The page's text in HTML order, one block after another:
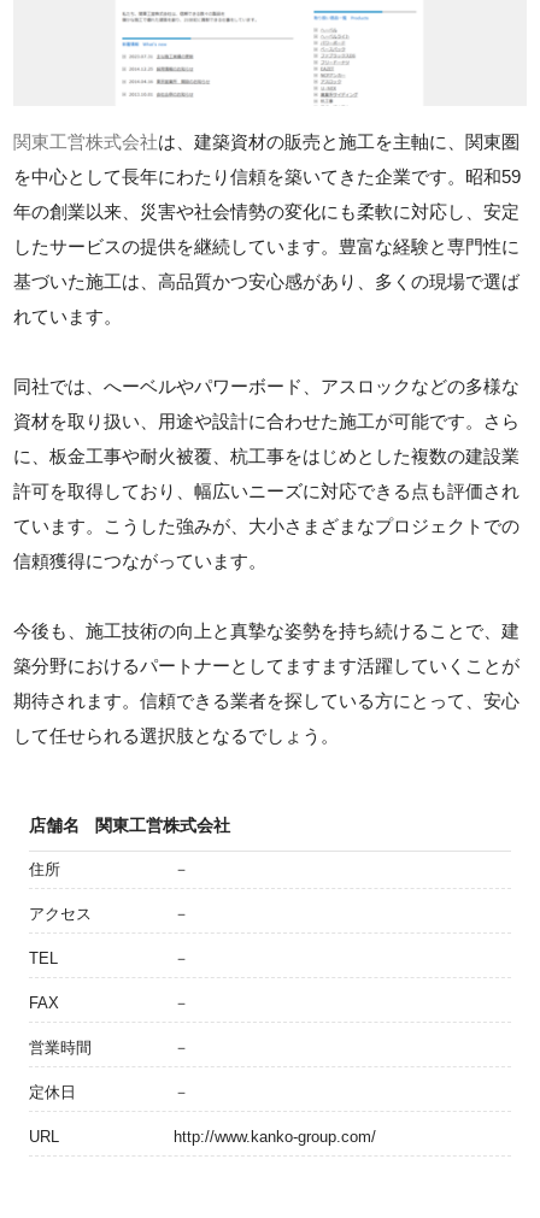
関東工営株式会社は、建築資材の販売と施工を主軸に、関東圏
を中心として長年にわたり信頼を築いてきた企業です。昭和59
年の創業以来、災害や社会情勢の変化にも柔軟に対応し、安定
したサービスの提供を継続しています。豊富な経験と専門性に
基づいた施工は、高品質かつ安心感があり、多くの現場で選ば
れています。
同社では、へーベルやパワーボード、アスロックなどの多様な
資材を取り扱い、用途や設計に合わせた施工が可能です。さら
に、板金工事や耐火被覆、杭工事をはじめとした複数の建設業
許可を取得しており、幅広いニーズに対応できる点も評価され
ています。こうした強みが、大小さまざまなプロジェクトでの
信頼獲得につながっています。
今後も、施工技術の向上と真摯な姿勢を持ち続けることで、建
築分野におけるパートナーとしてますます活躍していくことが
期待されます。信頼できる業者を探している方にとって、安心
して任せられる選択肢となるでしょう。
店舗名 関東工営株式会社
住所 －
アクセス －
TEL －
FAX －
営業時間 －
定休日 －
URL http://www.kanko-group.com/